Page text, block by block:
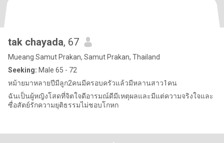
tak chayada, 67
Mueang Samut Prakan, Samut Prakan, Thailand
Seeking: Male 65 - 72
หม้ายมาหลายปีมีลูก2คนมีครอบครัวแล้วมีหลานสาว1คน
ฉันเป็นผู้หญิงโสดที่จิตใจดีอารมณ์ดีมีเหตุผลและมีแต่ความจริงใจและ
ซื่อสัตย์รักความยุติธรรมไม่ชอบโกหก